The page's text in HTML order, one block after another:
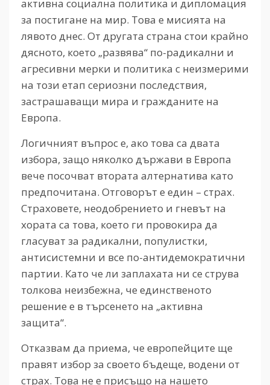
активна социална политика и дипломация
за постигане на мир. Това е мисията на
лявото днес. От другата страна стои крайно
дясното, което „развява“ по-радикални и
агресивни мерки и политика с неизмерими
на този етап сериозни последствия,
застрашаващи мира и гражданите на
Европа.
Логичният въпрос е, ако това са двата
избора, защо няколко държави в Европа
вече посочват втората алтернатива като
предпочитана. Отговорът е един – страх.
Страховете, неодобрението и гневът на
хората са това, което ги провокира да
гласуват за радикални, популистки,
антисистемни и все по-антидемократични
партии. Като че ли заплахата ни се струва
толкова неизбежна, че единственото
решение е в търсенето на „активна
защита“.
Отказвам да приема, че европейците ще
правят избор за своето бъдеще, водени от
страх. Това не е присъщо на нашето